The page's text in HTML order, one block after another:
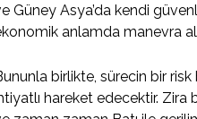
Güney Asya’da kendi
anlamda manevra
birlikte, sürecin bir
hareket edecektir.